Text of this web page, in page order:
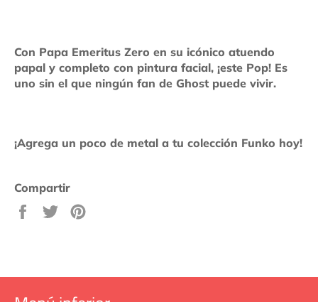
Con Papa Emeritus Zero en su icónico atuendo
papal y completo con pintura facial, ¡este Pop! Es
uno sin el que ningún fan de Ghost puede vivir.
¡Agrega un poco de metal a tu colección Funko hoy!
Compartir
Compartir
Tuitear